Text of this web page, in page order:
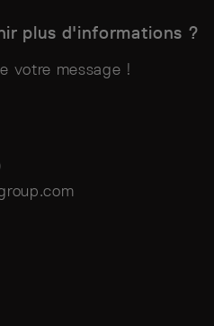
plus d'informations ?
votre message !